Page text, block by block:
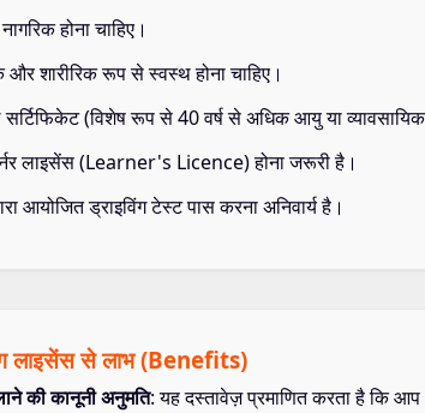
होना चाहिए।
और शारीरिक रूप से स्वस्थ होना चाहिए।
(विशेष रूप से 40 वर्ष से अधिक आयु या
लाइसेंस (Learner's Licence) होना जरूरी है।
आयोजित ड्राइविंग टेस्ट पास करना अनिवार्य है।
लाइसेंस से लाभ (Benefits)
की कानूनी अनुमति: यह दस्तावेज़ प्रमाणित करता है कि